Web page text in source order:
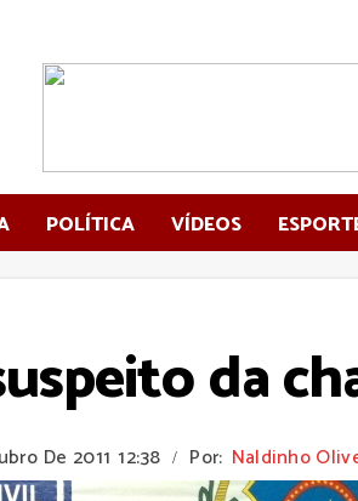
POLÍTICA VÍDEOS
da
De 2011 12:38 / Por: Naldinho